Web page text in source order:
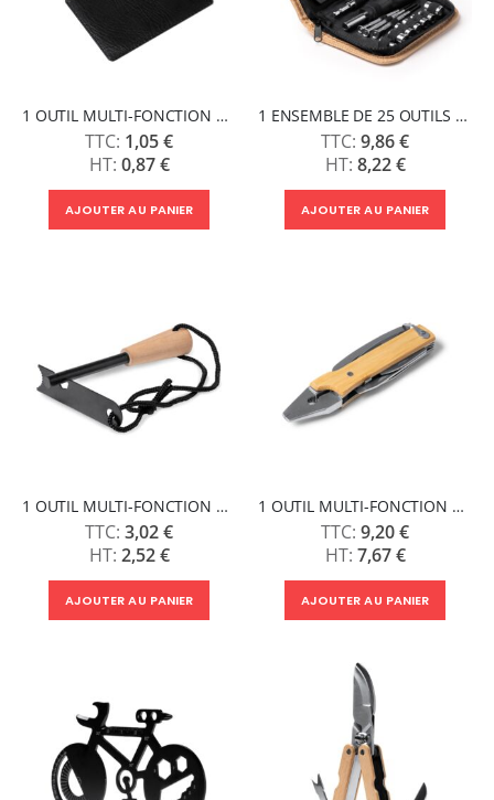
1 OUTIL MULTI-FONCTION TRADIE
1,05 €
0,87 €
AJOUTER AU PANIER
1 ENSEMBLE DE 25 OUTILS DECKER
9,86 €
8,22 €
AJOUTER AU PANIER
1 OUTIL MULTI-FONCTION CHISPY
3,02 €
2,52 €
AJOUTER AU PANIER
1 OUTIL MULTI-FONCTION PURIA
9,20 €
7,67 €
AJOUTER AU PANIER